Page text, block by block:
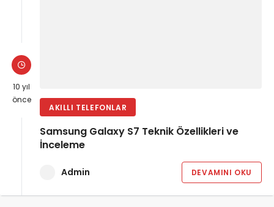
10 yıl
önce
AKILLI TELEFONLAR
Samsung Galaxy S7 Teknik Özellikleri ve
İnceleme
Admin DEVAMINI OKU